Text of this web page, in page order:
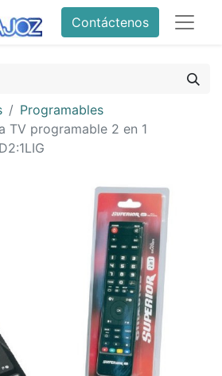
Contáctenos
Programables
TV programable 2 en 1